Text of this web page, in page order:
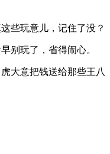
些玩意儿，记住了没？
别玩了，省得闹心。
大意把钱送给那些王八